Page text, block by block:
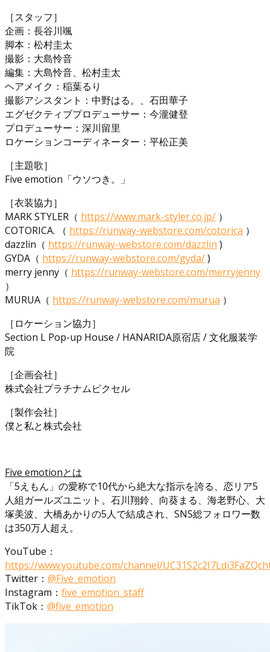
［スタッフ］
企画：長谷川颯
脚本：松村圭太
撮影：大島怜音
編集：大島怜音、松村圭太
ヘアメイク：稲葉るり
撮影アシスタント：中野はる。、石田華子
エグゼクティブプロデューサー：今瀧健登
プロデューサー：深川留里
ロケーションコーディネーター：平松正美
［主題歌］
Five emotion「ウソつき。」
［衣装協力］
MARK STYLER（ https://www.mark-styler.co.jp/ ）
COTORICA. （ https://runway-webstore.com/cotorica ）
dazzlin（ https://runway-webstore.com/dazzlin )
GYDA（ https://runway-webstore.com/gyda/)
merry jenny（ https://runway-webstore.com/merryjenny
）
MURUA（ https://runway-webstore.com/murua ）
［ロケーション協力］
Section L Pop-up House / HANARIDA原宿店 / 文化服装学
院
［企画会社］
株式会社プラチナムピクセル
［製作会社］
僕と私と株式会社
Five emotionとは
「5えもん」の愛称で10代から絶大な指示を誇る、恋リア5
人組ガールズユニット。石川翔鈴、向葵まる、海老野心、大
塚美波、大橋あかりの5人で結成され、SNS総フォロワー数
は350万人超え。
YouTube：
https://www.youtube.com/channel/
Twitter： @Five_emotion
Instagram： five_emotion_staff
TikTok： @five_emotion